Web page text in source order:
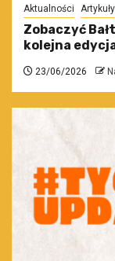
Aktualności Artykuły
Zobaczyć
kolejna
23/06/2026